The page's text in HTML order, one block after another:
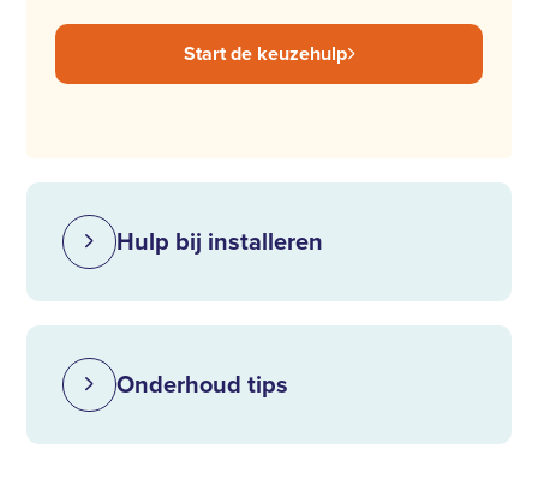
Start de keuzehulp
Hulp bij installeren
Onderhoud tips